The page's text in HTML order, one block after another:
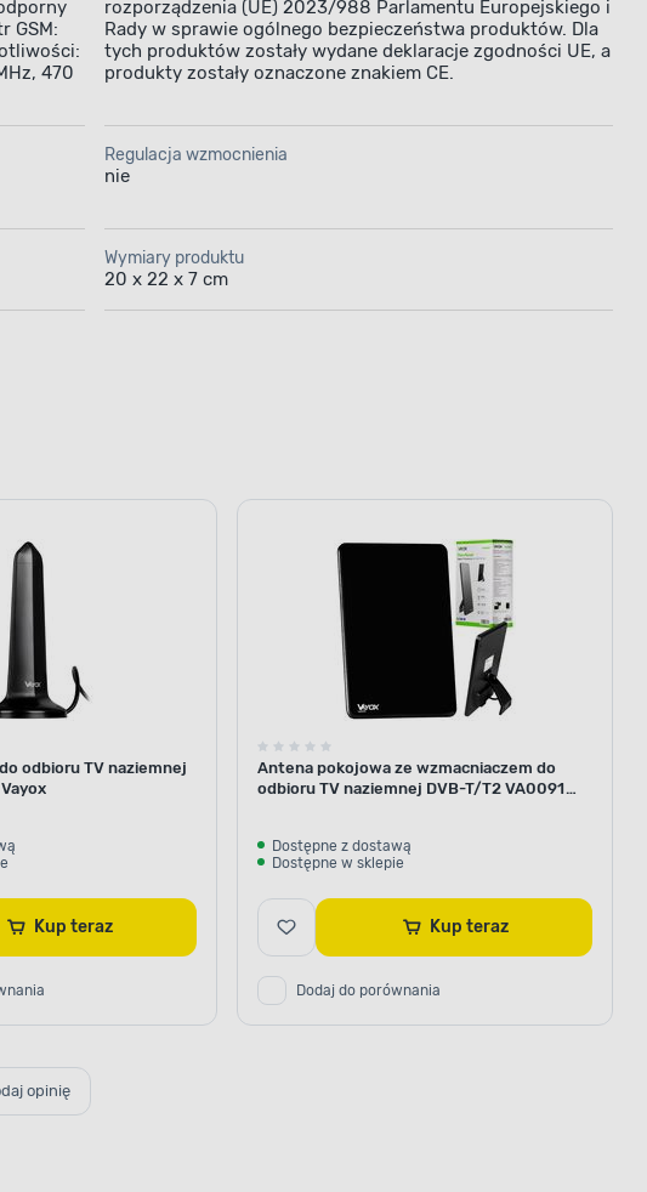
GSM:
470
rozporządzenia (UE) 2023/988 Parlamentu Europejskiego i
Rady w sprawie ogólnego bezpieczeństwa produktów. Dla
tych produktów zostały wydane deklaracje zgodności UE, a
produkty zostały oznaczone znakiem CE.
Regulacja wzmocnienia
nie
Wymiary produktu
20 x 22 x 7 cm
odbioru TV naziemnej
Kup teraz
Antena pokojowa ze wzmacniaczem do
odbioru TV naziemnej DVB-T/T2 VA0091
Dostępne z dostawą
Dostępne w sklepie
Kup teraz
Dodaj do porównania
opinię